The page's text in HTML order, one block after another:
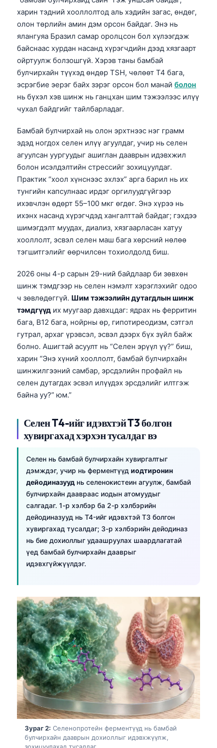
харин тэдний хооллолтод аль хэдийн загас, өндөг,
олон төрлийн амин дэм орсон байдаг. Энэ нь
ялангуяа Бразил самар оролцсон бол хүлээгдэж
байснаас хурдан насанд хүрэгчдийн дээд хязгаарт
ойртуулж болзошгүй. Хэрэв таны бамбай
булчирхайн түүхэд өндөр TSH, чөлөөт T4 бага,
эсрэгбие эерэг байх зэрэг орсон бол манай болон
нь бүхэл хэв шинж нь ганцхан шим тэжээлээс илүү
чухал байдгийг тайлбарладаг.
Бамбай булчирхай нь олон эрхтнээс нэг грамм
эдэд ногдох селен илүү агуулдаг, учир нь селен
агуулсан уургуудыг ашиглан дааврын идэвхжил
болон исэлдэлтийн стрессийг зохицуулдаг.
Практик “хоол хүнснээс эхлэх” арга барил нь их
тунгийн капсулнаас ирдэг оргилуудгүйгээр
ихэвчлэн өдөрт 55–100 мкг өгдөг. Энэ хүрээ нь
ихэнх насанд хүрэгчдэд хангалттай байдаг; гэхдээ
шимэгдэлт муудах, диализ, хязгаарласан хатуу
хооллолт, эсвэл селен маш бага хөрсний нөлөө
тэгшитгэлийг өөрчилсөн тохиолдолд биш.
2026 оны 4-р сарын 29-ний байдлаар би зөвхөн
шинж тэмдгээр нь селен нэмэлт хэрэглэхийг одоо
ч зөвлөдөггүй. Шим тэжээлийн дутагдлын шинж
тэмдгүүд их муугаар давхцдаг: ядрах нь ферритин
бага, B12 бага, нойрны өр, гипотиреодизм, сэтгэл
гутрал, архаг үрэвсэл, эсвэл дээрх бүх зүйл байж
болно. Ашигтай асуулт нь “Селен эрүүл үү?” биш,
харин “Энэ хүний хооллолт, бамбай булчирхайн
шинжилгээний самбар, эрсдэлийн профайл нь
селен дутагдах эсвэл илүүдэх эрсдэлийг илтгэж
байна уу?” юм.”
Селен T4-ийг идэвхтэй T3 болгон
хувиргахад хэрхэн тусалдаг вэ
Селен нь бамбай булчирхайн хувиргалтыг
дэмждэг, учир нь ферментүүд иодтиронин
дейодиназууд нь селенокистеин агуулж, бамбай
булчирхайн даавраас иодын атомуудыг
салгадаг. 1-р хэлбэр ба 2-р хэлбэрийн
дейодиназууд нь T4-ийг идэвхтэй T3 болгон
хувиргахад тусалдаг; 3-р хэлбэрийн дейодиназ
нь бие дохиоллыг удаашруулах шаардлагатай
үед бамбай булчирхайн дааврыг
идэвхгүйжүүлдэг.
Зураг 2: Селенопротейн ферментүүд нь бамбай
булчирхайн дааврын дохиоллыг идэвхжүүлж,